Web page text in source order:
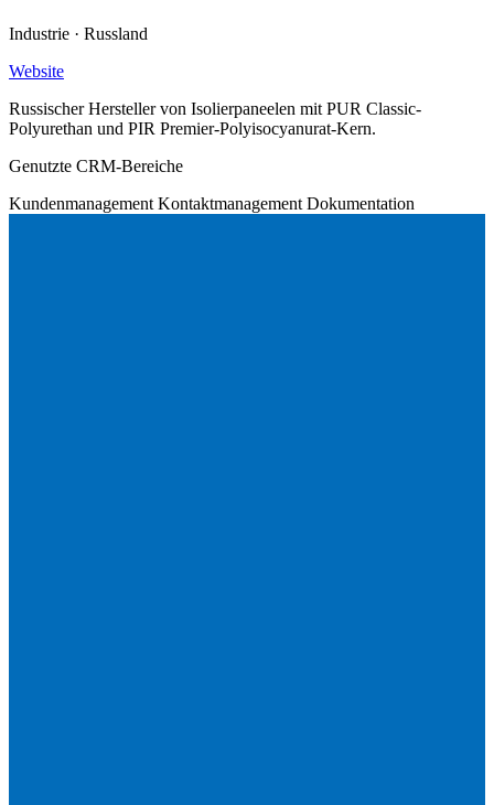
Industrie · Russland
Website
Russischer Hersteller von Isolierpaneelen mit PUR Classic-
Polyurethan und PIR Premier-Polyisocyanurat-Kern.
Genutzte CRM-Bereiche
Kundenmanagement Kontaktmanagement Dokumentation